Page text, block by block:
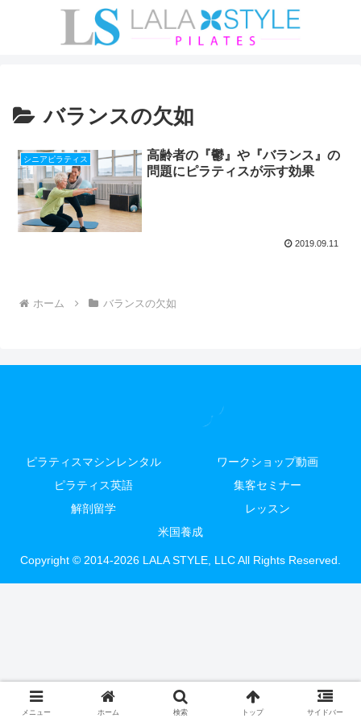
バランスの欠如
シニアピラティス
高齢者の『鬱』や『バランス』の
問題にピラティスが示す効果
2019.09.11
ホーム バランスの欠如
ピラティスマシンレンタル
ワークショップ動画
ピラティス英語
集客セミナー
解剖留学
レッスン
米国養成
Copyright © 2014-2026 LALA STYLE, LLC All Rights Reserved.
メニュー ホーム 検索 トップ サイドバー